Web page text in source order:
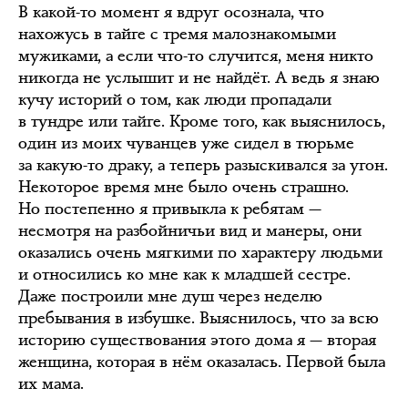
В какой-то момент я вдруг осознала, что
нахожусь в тайге с тремя малознакомыми
мужиками, а если что-то случится, меня никто
никогда не услышит и не найдёт. А ведь я знаю
кучу историй о том, как люди пропадали
в тундре или тайге. Кроме того, как выяснилось,
один из моих чуванцев уже сидел в тюрьме
за какую-то драку, а теперь разыскивался за угон.
Некоторое время мне было очень страшно.
Но постепенно я привыкла к ребятам —
несмотря на разбойничьи вид и манеры, они
оказались очень мягкими по характеру людьми
и относились ко мне как к младшей сестре.
Даже построили мне душ через неделю
пребывания в избушке. Выяснилось, что за всю
историю существования этого дома я — вторая
женщина, которая в нём оказалась. Первой была
их мама.